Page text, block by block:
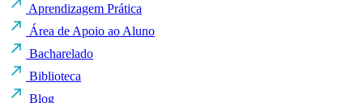
Aprendizagem Prática
Área de Apoio ao Aluno
Bacharelado
Biblioteca
Blog